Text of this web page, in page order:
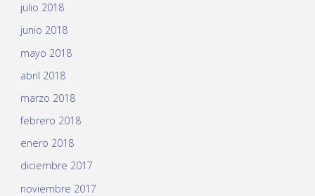
julio 2018
junio 2018
mayo 2018
abril 2018
marzo 2018
febrero 2018
enero 2018
diciembre 2017
noviembre 2017